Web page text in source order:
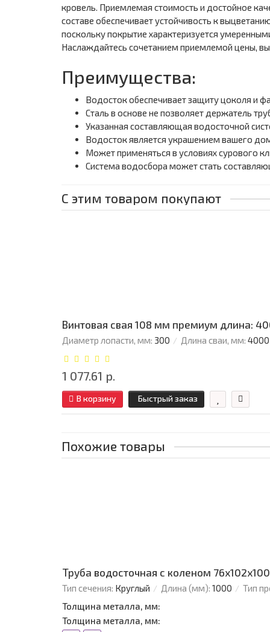
кровель. Приемлемая стоимость и достойное
составе обеспечивает устойчивость к
поскольку покрытие характеризуется
Наслаждайтесь сочетанием приемлемой цены,
Преимущества:
Водосток обеспечивает защиту цоколя и
Сталь в основе не позволяет держатель
Указанная составляющая водосточной
Водосток является украшением вашего
Может применяться в условиях сурового
Система водосбора может стать
С этим товаром покупают
Винтовая свая 108 мм премиум длина:
Диаметр лопасти, мм: 300 Длина сваи, мм: 4000
1 077.61 р.
В корзину Быстрый заказ
Похожие товары
Труба водосточная с коленом
Тип сечения: Круглый Длина (мм): 1000
Тип
Толщина металла, мм:
Толщина металла, мм: